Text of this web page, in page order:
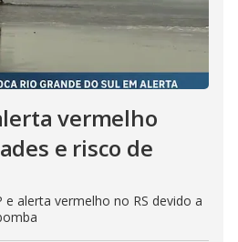
vermelho
e risco de
e alerta vermelho no RS devido a